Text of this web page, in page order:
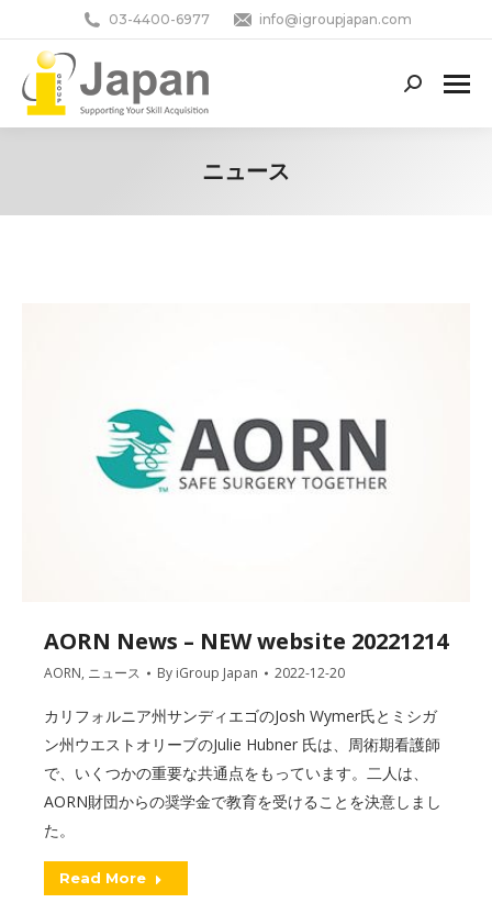
03-4400-6977 info@igroupjapan.com
Search:
ニュース
AORN News – NEW website 20221214
AORN, ニュース By iGroup Japan 2022-12-20
カリフォルニア州サンディエゴのJosh Wymer氏とミシガ
ン州ウエストオリーブのJulie Hubner 氏は、周術期看護師
で、いくつかの重要な共通点をもっています。二人は、
AORN財団からの奨学金で教育を受けることを決意しまし
た。
Read More